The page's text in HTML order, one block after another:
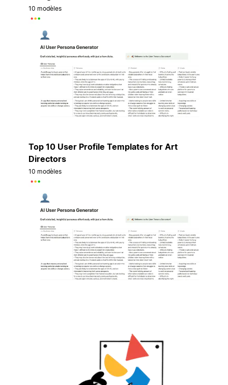
10 modèles
Top 10 User Profile Templates for Art
Directors
10 modèles